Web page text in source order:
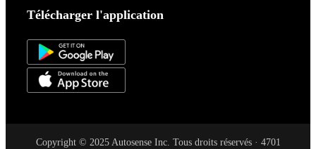
Télécharger l'application
Copyright © 2025 Autosense Inc. Tous droits réservés · 4701